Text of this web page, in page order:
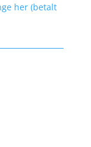
her (betalt